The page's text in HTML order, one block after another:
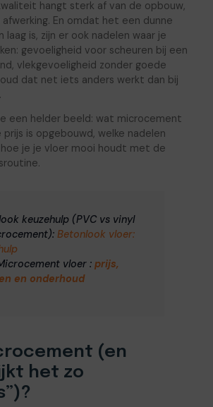
hangt sterk af van de opbouw,
En omdat het een dunne
is, zijn er ook nadelen waar je
gevoeligheid voor scheuren bij een
vlekgevoeligheid zonder goede
dat net iets anders werkt dan bij
een helder beeld: wat microcement
prijs is opgebouwd, welke nadelen
hoe je je vloer mooi houdt met de
keuzehulp (PVC vs vinyl
Betonlook vloer:
vloer : prijs,
en onderhoud
(en
het zo